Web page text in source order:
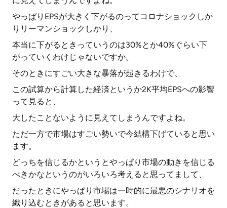
やっぱりEPSが大きく下がるのってコロナショックしか
りリーマンショックしかり、
本当に下がるときっていうのは30%とか40%ぐらい下
がっていくわけじゃないですか。
そのときにすごい大きな暴落が起きるわけで、
この試算から計算した経済というか2K平均EPSへの影響
って見ると、
大したことないように見えてしまうんですよね。
ただ一方で市場はすごい勢いで今結構下げていると思い
ます。
どっちを信じるかというとやっぱり市場の動きを信じる
べきかなというのがいろいろ考えると思ってまして、
だったときにやっぱり市場は一時的に最悪のシナリオを
織り込むときがあると思います。